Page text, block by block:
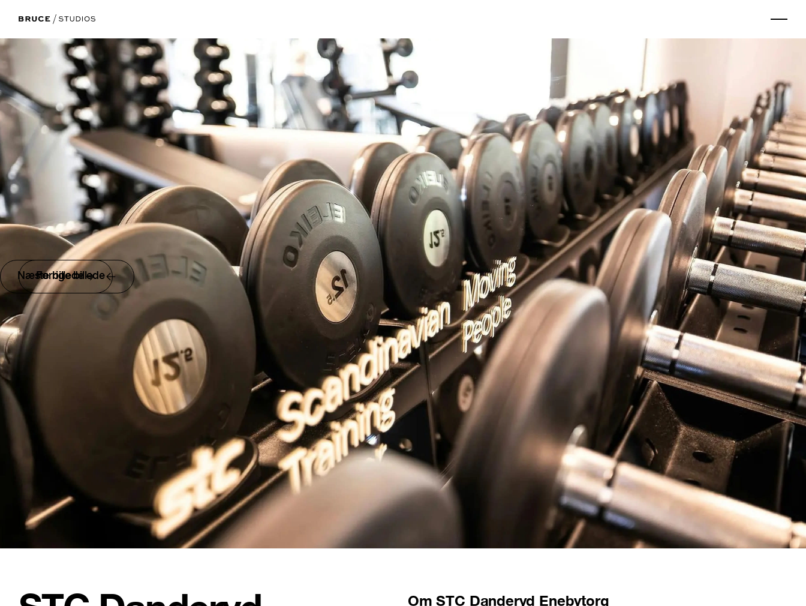
Forrige billede
Næste billede
OmSTC Danderyd Enebytorg